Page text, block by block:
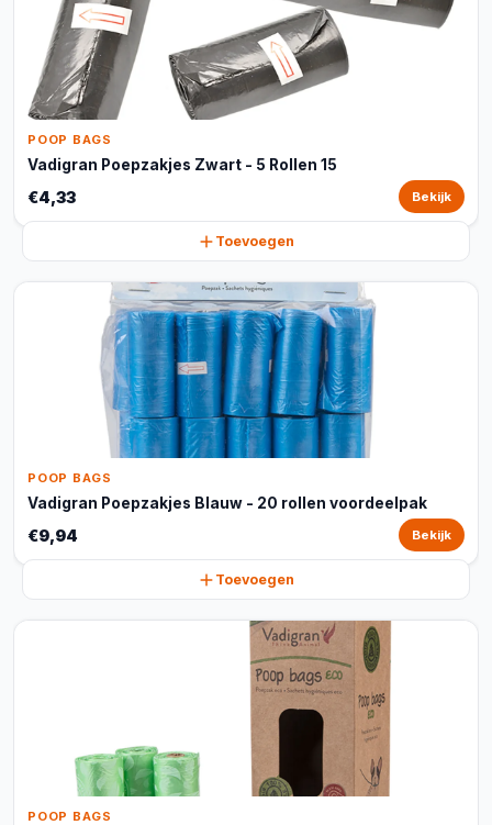
POOP BAGS
Vadigran Poepzakjes Zwart - 5 Rollen 15
€4,33 Bekijk
Toevoegen
POOP BAGS
Vadigran Poepzakjes Blauw - 20 rollen voordeelpak
€9,94 Bekijk
Toevoegen
POOP BAGS